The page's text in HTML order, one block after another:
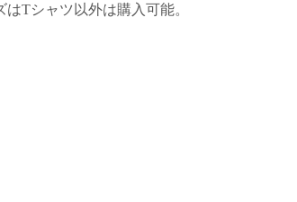
Tシャツ以外は購入可能。